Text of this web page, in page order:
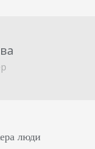
люди